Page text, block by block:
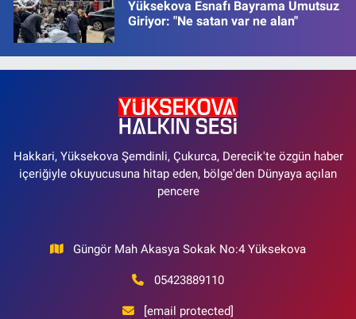
Yüksekova Esnafı Bayrama Umutsuz
Giriyor: "Ne satan var ne alan"
Hakkari, Yüksekova Şemdinli, Çukurca, Derecik'te özgün haber
içeriğiyle okuyucusuna hitap eden, bölge'den Dünyaya açılan
pencere
Güngör Mah Akasya Sokak No:4 Yüksekova
05423889110
[email protected]